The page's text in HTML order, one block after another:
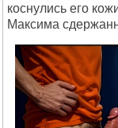
коснулись его
Максима